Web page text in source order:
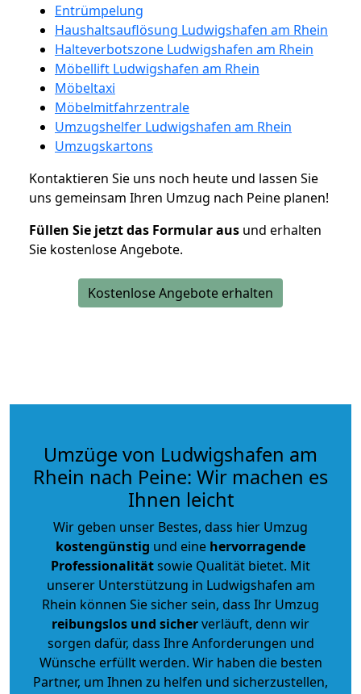
Entrümpelung
Haushaltsauflösung Ludwigshafen am Rhein
Halteverbotszone Ludwigshafen am Rhein
Möbellift Ludwigshafen am Rhein
Möbeltaxi
Möbelmitfahrzentrale
Umzugshelfer Ludwigshafen am Rhein
Umzugskartons
Kontaktieren Sie uns noch heute und lassen Sie
uns gemeinsam Ihren Umzug nach Peine planen!
Füllen Sie jetzt das Formular aus und erhalten
Sie kostenlose Angebote.
Kostenlose Angebote erhalten
Umzüge von Ludwigshafen am
Rhein nach Peine: Wir machen es
Ihnen leicht
Wir geben unser Bestes, dass hier Umzug
kostengünstig und eine hervorragende
Professionalitätsowie Qualität bietet. Mit
unserer Unterstützung in Ludwigshafen am
Rhein können Sie sicher sein, dass Ihr Umzug
reibungslos und sicherverläuft, denn wir
sorgen dafür, dass Ihre Anforderungen und
Wünsche erfüllt werden. Wir haben die besten
Partner, um Ihnen zu helfen und sicherzustellen,